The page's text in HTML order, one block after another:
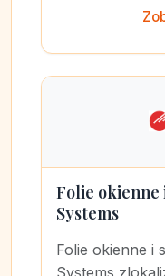
Folie okienne
Systems
Folie okienne i
Systems